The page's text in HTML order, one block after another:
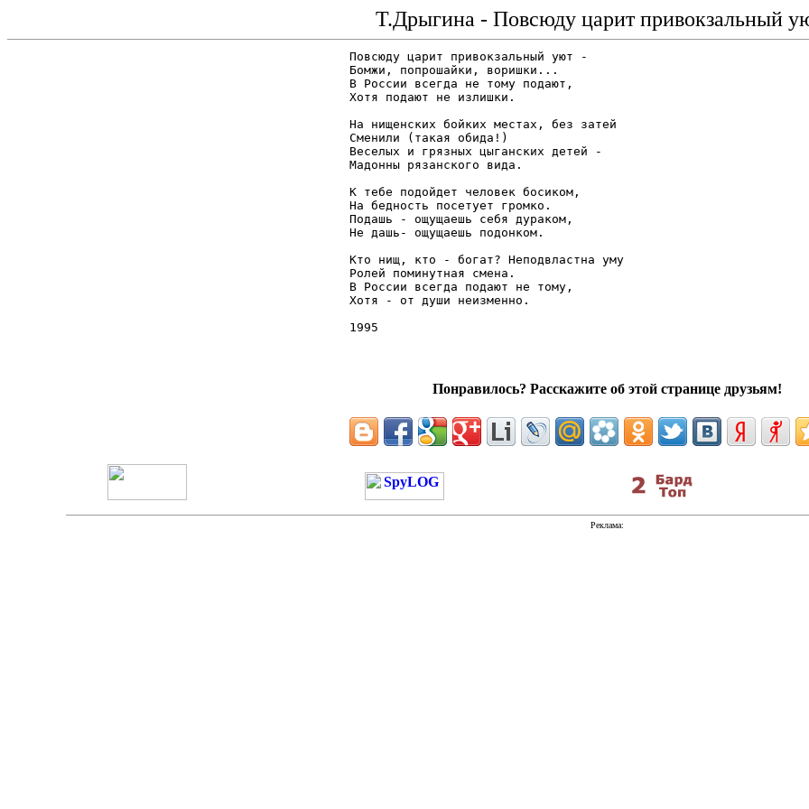
Т.Дрыгина - Повсюду царит привокзальный
Повсюду царит привокзальный уют -
Бомжи, попрошайки, воришки...
В России всегда не тому подают,
Хотя подают не излишки.
На нищенских бойких местах, без затей
Сменили (такая обида!)
Веселых и грязных цыганских детей -
Мадонны рязанского вида.
К тебе подойдет человек босиком,
На бедность посетует громко.
Подашь - ощущаешь себя дураком,
Не дашь- ощущаешь подонком.
Кто нищ, кто - богат? Неподвластна уму
Ролей поминутная смена.
В России всегда подают не тому,
Хотя - от души неизменно.
Понравилось? Расскажите об этой странице друзьям!
Реклама: